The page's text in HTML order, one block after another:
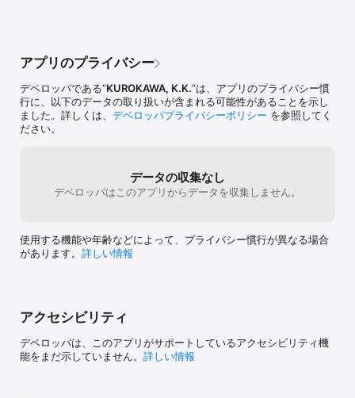
予約が可能です。
24時間、少しお時間が空いた時など、お気軽にご予約いただけま
す！
また、車検切れにならないように定期的にお知らせが来ますので、
そのタイミングで簡単にアプリからご予約が可能です！
また、車検以外にも点検やオイル交換などのご予約にもご利用くだ
さい！
お客様のご利用に合わせたお得なクーポンを発行させていただきま
・マイカーページ
一度店舗へご来店いただきお車の登録がある場合、アプリに必要情
点検項目を登録して、安心安全なカーライフにお役立てください！
■ご利用上の注意事項
(1)このアプリは、インターネット通信を利用して最新情報を表示し
ます。
アプリのプライバシー
デベロッパである“KUROKAWA, K.K.”は、アプリのプライバシー慣
行に、以下のデータの取り扱いが含まれる可能性があることを示し
ました。詳しくは、 デベロッパプライバシーポリシー を参照してく
ださい。
データの収集なし
デベロッパはこのアプリからデータを収集しません。
使用する機能や年齢などによって、プライバシー慣行が異なる場合
があります。 詳しい情報
アクセシビリティ
デベロッパは、このアプリがサポートしているアクセシビリティ機
能をまだ示していません。 詳しい情報